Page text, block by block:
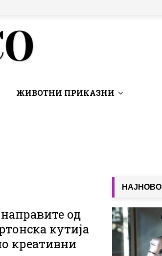
ЖИВОТНИ ПРИКАЗНИ
од
кутија
креативни
НАЈНОВО